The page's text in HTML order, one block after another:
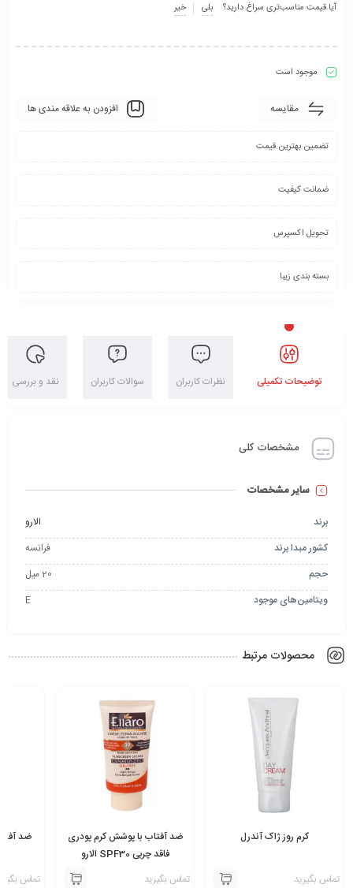
آیا قیمت مناسب‌تری سراغ دارید؟ بلی خیر
موجود است
مقایسه افزودن به علاقه مندی ها
تضمین بهترین قیمت
ضمانت کیفیت
تحویل اکسپرس
بسته بندی زیبا
توضیحات تکمیلی نظرات کاربران سوالات کاربران نقد و بررسی
مشخصات کلی
سایر مشخصات
برند
الارو
کشور مبدا برند
فرانسه
حجم
20 میل
ویتامین‌های موجود
E
محصولات مرتبط
کرم روز ژاک آندرل
تماس بگیرید
ضد آفتاب با پوشش کرم پودری
فاقد چربی SPF30 الارو
تماس بگیرید
ضد
تماس